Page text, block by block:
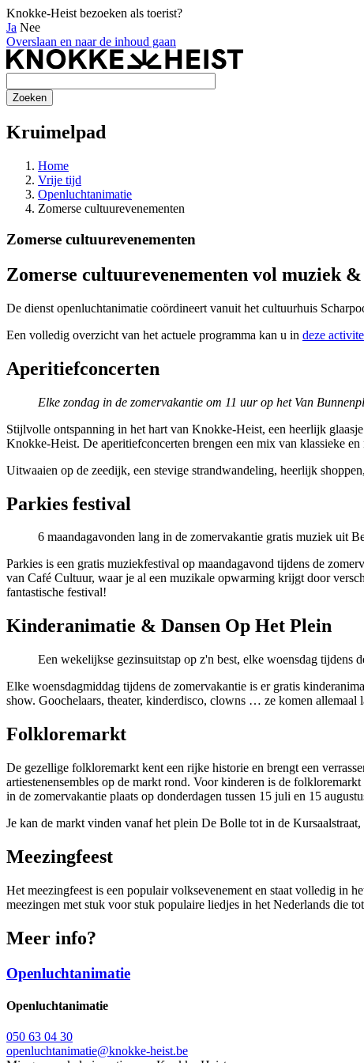
Knokke-Heist bezoeken als toerist?
Ja Nee
Overslaan en naar de inhoud gaan
Kruimelpad
Home
Vrije tijd
Openluchtanimatie
Zomerse cultuurevenementen
Zomerse cultuurevenementen
Zomerse cultuurevenementen vol muziek
De dienst openluchtanimatie coördineert vanuit het cultuurhuis
Een volledig overzicht van het actuele programma kan u in deze
Aperitiefconcerten
Elke zondag in de zomervakantie om 11 uur op het Van
Stijlvolle ontspanning in het hart van Knokke-Heist, een heerlijk
Knokke-Heist. De aperitiefconcerten brengen een mix van klassieke
Uitwaaien op de zeedijk, een stevige strandwandeling, heerlijk
Parkies festival
6 maandagavonden lang in de zomervakantie gratis muziek uit
Parkies is een gratis muziekfestival op maandagavond tijdens de
van Café Cultuur, waar je al een muzikale opwarming krijgt door
fantastische festival!
Kinderanimatie & Dansen Op Het Plein
Een wekelijkse gezinsuitstap op z'n best, elke woensdag tijdens
Elke woensdagmiddag tijdens de zomervakantie is er gratis
show. Goochelaars, theater, kinderdisco, clowns … ze komen allemaal
Folkloremarkt
De gezellige folkloremarkt kent een rijke historie en brengt een
artiestenensembles op de markt rond. Voor kinderen is de
in de zomervakantie plaats op donderdagen tussen 15 juli en 15
Je kan de markt vinden vanaf het plein De Bolle tot in de
Meezingfeest
Het meezingfeest is een populair volksevenement en staat volledig in
meezingen met stuk voor stuk populaire liedjes in het Nederlands die
Meer info?
Openluchtanimatie
Openluchtanimatie
050 63 04 30
openluchtanimatie@knokke-heist.be